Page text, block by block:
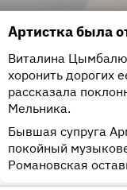
Артистка была
Виталина
хоронить дорогих
рассказала
Мельника.
Бывшая супруга
покойный
Романовская